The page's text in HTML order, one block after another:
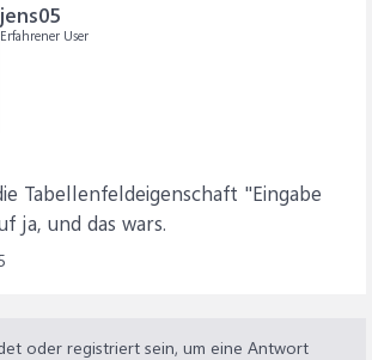
jens05
Erfahrener User
Tabellenfeldeigenschaft "Eingabe
ja, und das wars.
oder registriert sein, um eine Antwort